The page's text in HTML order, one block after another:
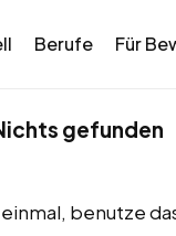
Berufe Für
gefunden
benutze